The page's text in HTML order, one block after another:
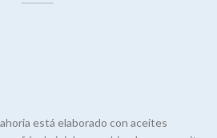
está elaborado con aceites